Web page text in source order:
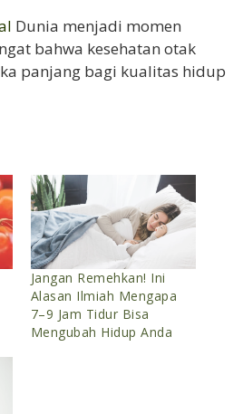
Dunia menjadi momen
bahwa kesehatan otak
panjang bagi kualitas hidup
Jangan Remehkan! Ini
Alasan Ilmiah Mengapa
7–9 Jam Tidur Bisa
Mengubah Hidup Anda